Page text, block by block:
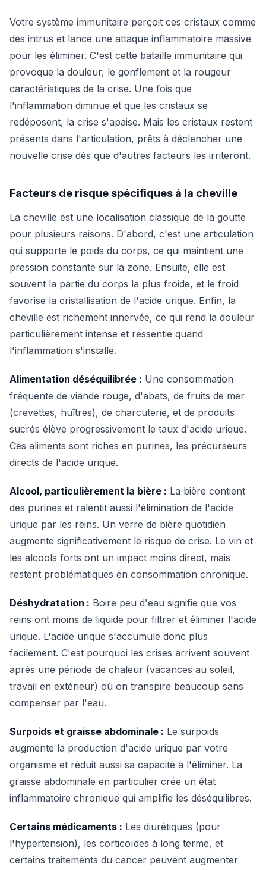
Votre système immunitaire perçoit ces cristaux comme
des intrus et lance une attaque inflammatoire massive
pour les éliminer. C'est cette bataille immunitaire qui
provoque la douleur, le gonflement et la rougeur
caractéristiques de la crise. Une fois que
l'inflammation diminue et que les cristaux se
redéposent, la crise s'apaise. Mais les cristaux restent
présents dans l'articulation, prêts à déclencher une
nouvelle crise dès que d'autres facteurs les irriteront.
Facteurs de risque spécifiques à la cheville
La cheville est une localisation classique de la goutte
pour plusieurs raisons. D'abord, c'est une articulation
qui supporte le poids du corps, ce qui maintient une
pression constante sur la zone. Ensuite, elle est
souvent la partie du corps la plus froide, et le froid
favorise la cristallisation de l'acide urique. Enfin, la
cheville est richement innervée, ce qui rend la douleur
particulièrement intense et ressentie quand
l'inflammation s'installe.
Alimentation déséquilibrée : Une consommation
fréquente de viande rouge, d'abats, de fruits de mer
(crevettes, huîtres), de charcuterie, et de produits
sucrés élève progressivement le taux d'acide urique.
Ces aliments sont riches en purines, les précurseurs
directs de l'acide urique.
Alcool, particulièrement la bière : La bière contient
des purines et ralentit aussi l'élimination de l'acide
urique par les reins. Un verre de bière quotidien
augmente significativement le risque de crise. Le vin et
les alcools forts ont un impact moins direct, mais
restent problématiques en consommation chronique.
Déshydratation : Boire peu d'eau signifie que vos
reins ont moins de liquide pour filtrer et éliminer l'acide
urique. L'acide urique s'accumule donc plus
facilement. C'est pourquoi les crises arrivent souvent
après une période de chaleur (vacances au soleil,
travail en extérieur) où on transpire beaucoup sans
compenser par l'eau.
Surpoids et graisse abdominale : Le surpoids
augmente la production d'acide urique par votre
organisme et réduit aussi sa capacité à l'éliminer. La
graisse abdominale en particulier crée un état
inflammatoire chronique qui amplifie les déséquilibres.
Certains médicaments : Les diurétiques (pour
l'hypertension), les corticoïdes à long terme, et
certains traitements du cancer peuvent augmenter